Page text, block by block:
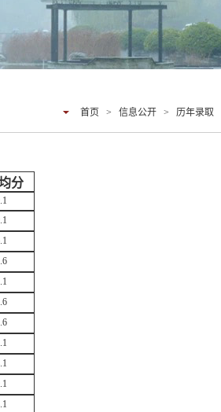
首页 > 信息公开 > 历年录取
分